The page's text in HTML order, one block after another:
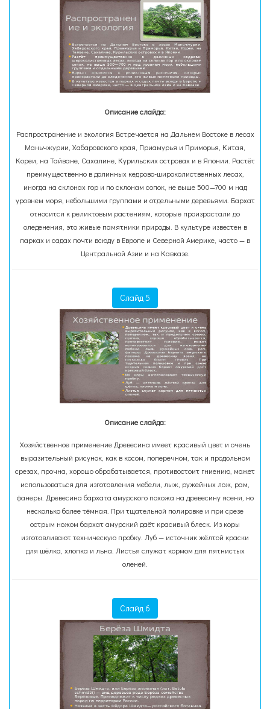
Описание слайда:
Распространение и экология Встречается на Дальнем Востоке в лесах
Маньчжурии, Хабаровского края, Приамурья и Приморья, Китая,
Кореи, на Тайване, Сахалине, Курильских островах и в Японии. Растёт
преимущественно в долинных кедрово-широколиственных лесах,
иногда на склонах гор и по склонам сопок, не выше 500—700 м над
уровнем моря, небольшими группами и отдельными деревьями. Бархат
относится к реликтовым растениям, которые произрастали до
оледенения, это живые памятники природы. В культуре известен в
парках и садах почти всюду в Европе и Северной Америке, часто — в
Центральной Азии и на Кавказе.
Слайд 5
Описание слайда:
Хозяйственное применение Древесина имеет красивый цвет и очень
выразительный рисунок, как в косом, поперечном, так и продольном
срезах, прочна, хорошо обрабатывается, противостоит гниению, может
использоваться для изготовления мебели, лыж, ружейных лож, рам,
фанеры. Древесина бархата амурского похожа на древесину ясеня, но
несколько более тёмная. При тщательной полировке и при срезе
острым ножом бархат амурский даёт красивый блеск. Из коры
изготовливают техническую пробку. Луб — источник жёлтой краски
для шёлка, хлопка и льна. Листья служат кормом для пятнистых
оленей.
Слайд 6